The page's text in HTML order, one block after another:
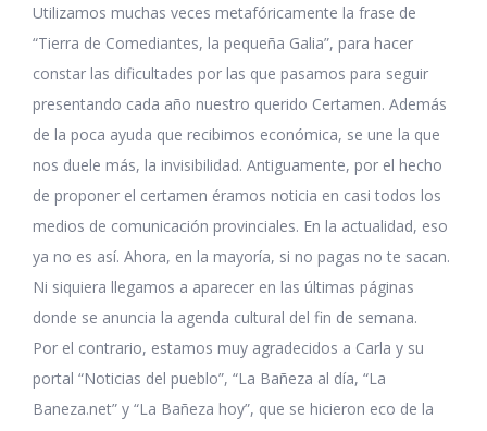
Utilizamos muchas veces metafóricamente la frase de
“Tierra de Comediantes, la pequeña Galia”, para hacer
constar las dificultades por las que pasamos para seguir
presentando cada año nuestro querido Certamen. Además
de la poca ayuda que recibimos económica, se une la que
nos duele más, la invisibilidad. Antiguamente, por el hecho
de proponer el certamen éramos noticia en casi todos los
medios de comunicación provinciales. En la actualidad, eso
ya no es así. Ahora, en la mayoría, si no pagas no te sacan.
Ni siquiera llegamos a aparecer en las últimas páginas
donde se anuncia la agenda cultural del fin de semana.
Por el contrario, estamos muy agradecidos a Carla y su
portal “Noticias del pueblo”, “La Bañeza al día, “La
Baneza.net” y “La Bañeza hoy”, que se hicieron eco de la